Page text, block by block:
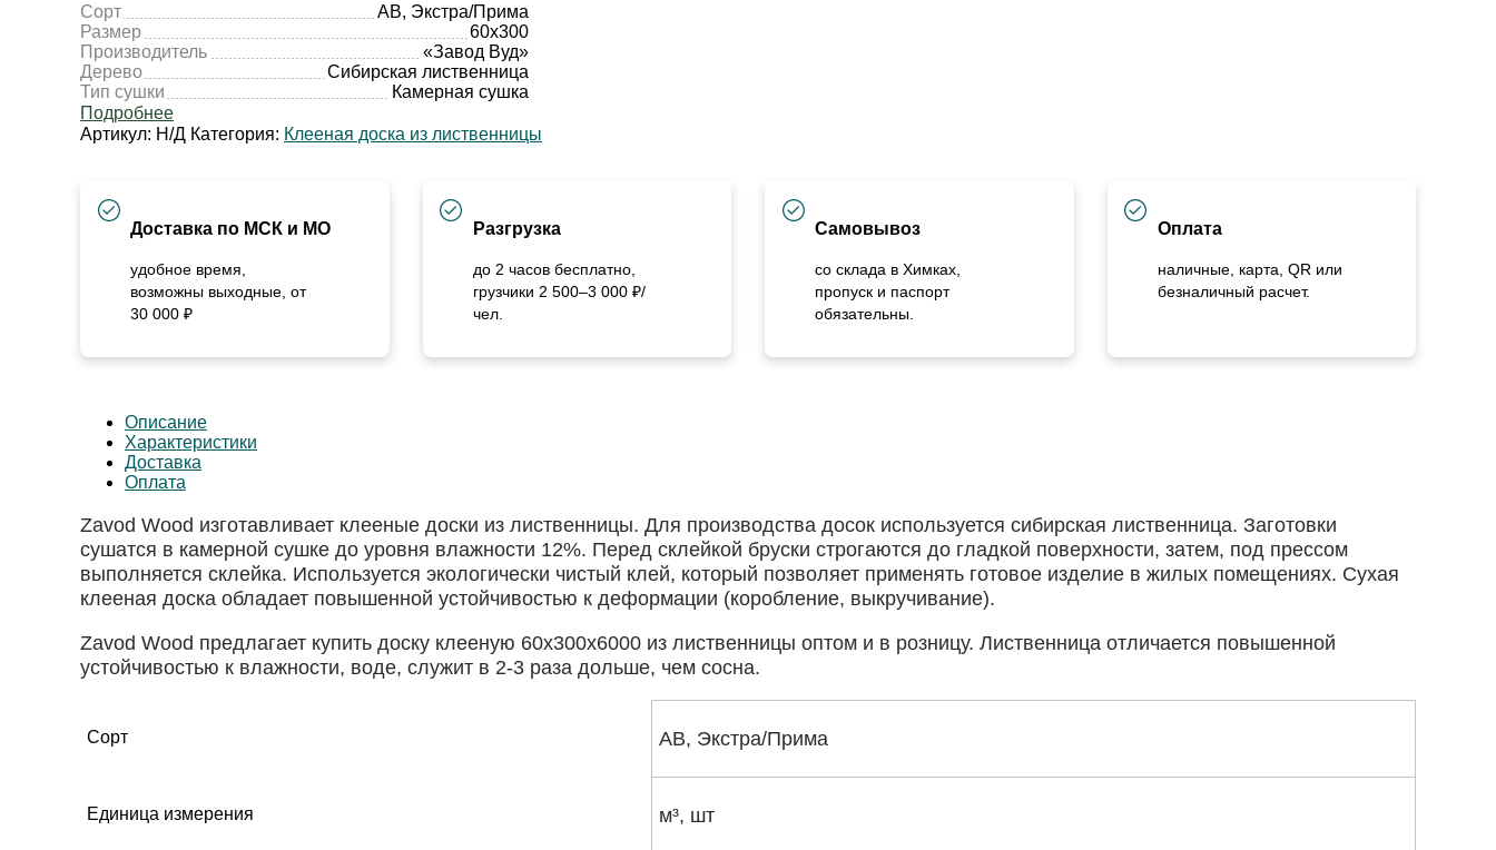
Сорт
АВ, Экстра/Прима
Размер
60х300
Производитель
«Завод Вуд»
Дерево
Сибирская лиственница
Тип сушки
Камерная сушка
Подробнее
Артикул: Н/Д Категория: Клееная доска из лиственницы
Доставка по МСК и МО
удобное время,
возможны выходные, от
30 000 ₽
Разгрузка
до 2 часов бесплатно,
грузчики 2 500–3 000 ₽/
чел.
Самовывоз
со склада в Химках,
пропуск и паспорт
обязательны.
Оплата
наличные, карта, QR или
безналичный расчет.
Описание
Характеристики
Доставка
Оплата
Zavod Wood изготавливает клееные доски из лиственницы. Для производства досок используется сибирская лиственница. Заготовки
сушатся в камерной сушке до уровня влажности 12%. Перед склейкой бруски строгаются до гладкой поверхности, затем, под прессом
выполняется склейка. Используется экологически чистый клей, который позволяет применять готовое изделие в жилых помещениях. Сухая
клееная доска обладает повышенной устойчивостью к деформации (коробление, выкручивание).
Zavod Wood предлагает купить доску клееную 60х300х6000 из лиственницы оптом и в розницу. Лиственница отличается повышенной
устойчивостью к влажности, воде, служит в 2-3 раза дольше, чем сосна.
Сорт АВ, Экстра/Прима
Единица измерения м³, шт